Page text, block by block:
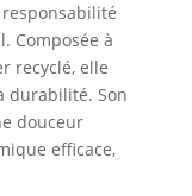
Composée à
recyclé, elle
durabilité. Son
douceur
efficace,